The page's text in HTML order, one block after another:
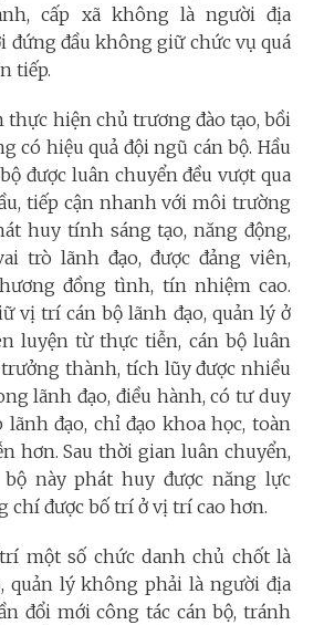
cấp xã không là người địa
đứng đầu không giữ chức vụ quá
tiếp.
thực hiện chủ trương đào tạo, bồi
có hiệu quả đội ngũ cán bộ. Hầu
được luân chuyển đều vượt qua
tiếp cận nhanh với môi trường
huy tính sáng tạo, năng động,
trò lãnh đạo, được đảng viên,
đồng tình, tín nhiệm cao.
vị trí cán bộ lãnh đạo, quản lý ở
luyện từ thực tiễn, cán bộ luân
thành, tích lũy được nhiều
lãnh đạo, điều hành, có tư duy
lãnh đạo, chỉ đạo khoa học, toàn
hơn. Sau thời gian luân chuyển,
này phát huy được năng lực
chí được bố trí ở vị trí cao hơn.
một số chức danh chủ chốt là
quản lý không phải là người địa
đổi mới công tác cán bộ, tránh